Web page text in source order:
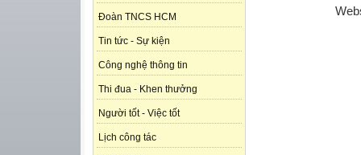
Đoàn TNCS HCM
Tin tức - Sự kiện
Công nghệ thông tin
Thi đua - Khen thưởng
Người tốt - Việc tốt
Lịch công tác